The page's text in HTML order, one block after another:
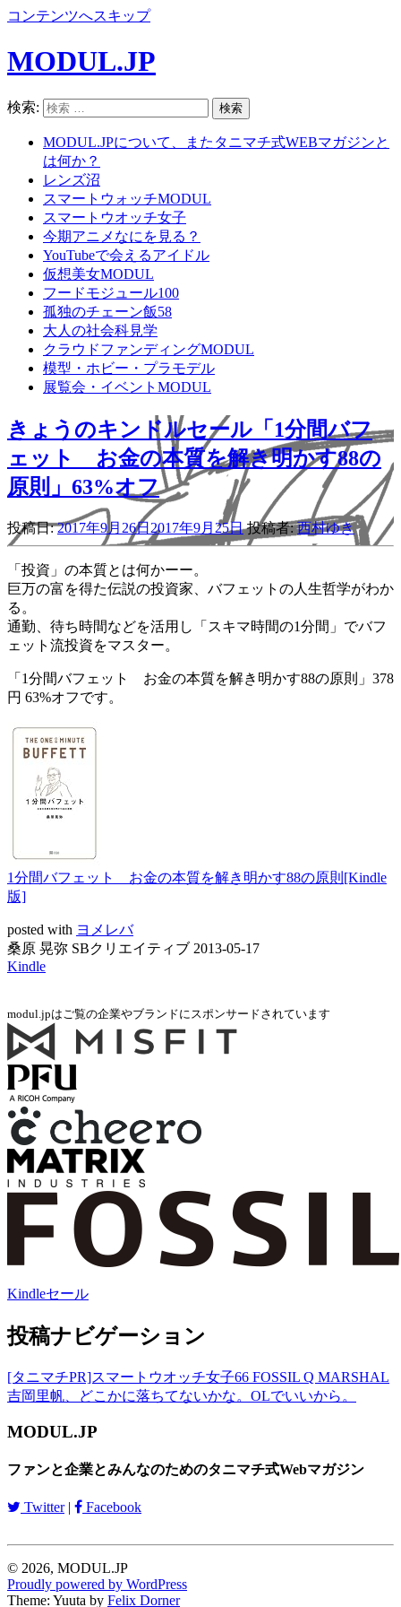
コンテンツへスキップ
MODUL.JP
検索:
MODUL.JPについて、またタニマチ式WEBマガジンと
は何か？
レンズ沼
スマートウォッチMODUL
スマートウオッチ女子
今期アニメなにを見る？
YouTubeで会えるアイドル
仮想美女MODUL
フードモジュール100
孤独のチェーン飯58
大人の社会科見学
クラウドファンディングMODUL
模型・ホビー・プラモデル
展覧会・イベントMODUL
きょうのキンドルセール「1分間バフ
ェット お金の本質を解き明かす88の
原則」63%オフ
投稿日:2017年9月26日 2017年9月25日投稿者:西村ゆき
「投資」の本質とは何かーー。
巨万の富を得た伝説の投資家、バフェットの人生哲学がわか
る。
通勤、待ち時間などを活用し「スキマ時間の1分間」でバフ
ェット流投資をマスター。
「1分間バフェット お金の本質を解き明かす88の原則」378
円 63%オフです。
1分間バフェット お金の本質を解き明かす88の原則[Kindle
版]
posted with ヨメレバ
桑原 晃弥 SBクリエイティブ 2013-05-17
Kindle
modul.jpはご覧の企業やブランドにスポンサードされています
Kindleセール
投稿ナビゲーション
[タニマチPR]スマートウオッチ女子66 FOSSIL Q MARSHAL
吉岡里帆、どこかに落ちてないかな。OLでいいから。
MODUL.JP
ファンと企業とみんなのためのタニマチ式Webマガジン
Twitter| Facebook
© 2026, MODUL.JP
Proudly powered by WordPress
Theme: Yuuta by Felix Dorner